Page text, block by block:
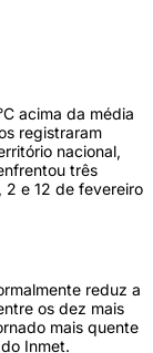
acima da média
registraram
nacional,
três
2 e 12 de fevereiro
reduz a
os dez mais
mais quente
Inmet.